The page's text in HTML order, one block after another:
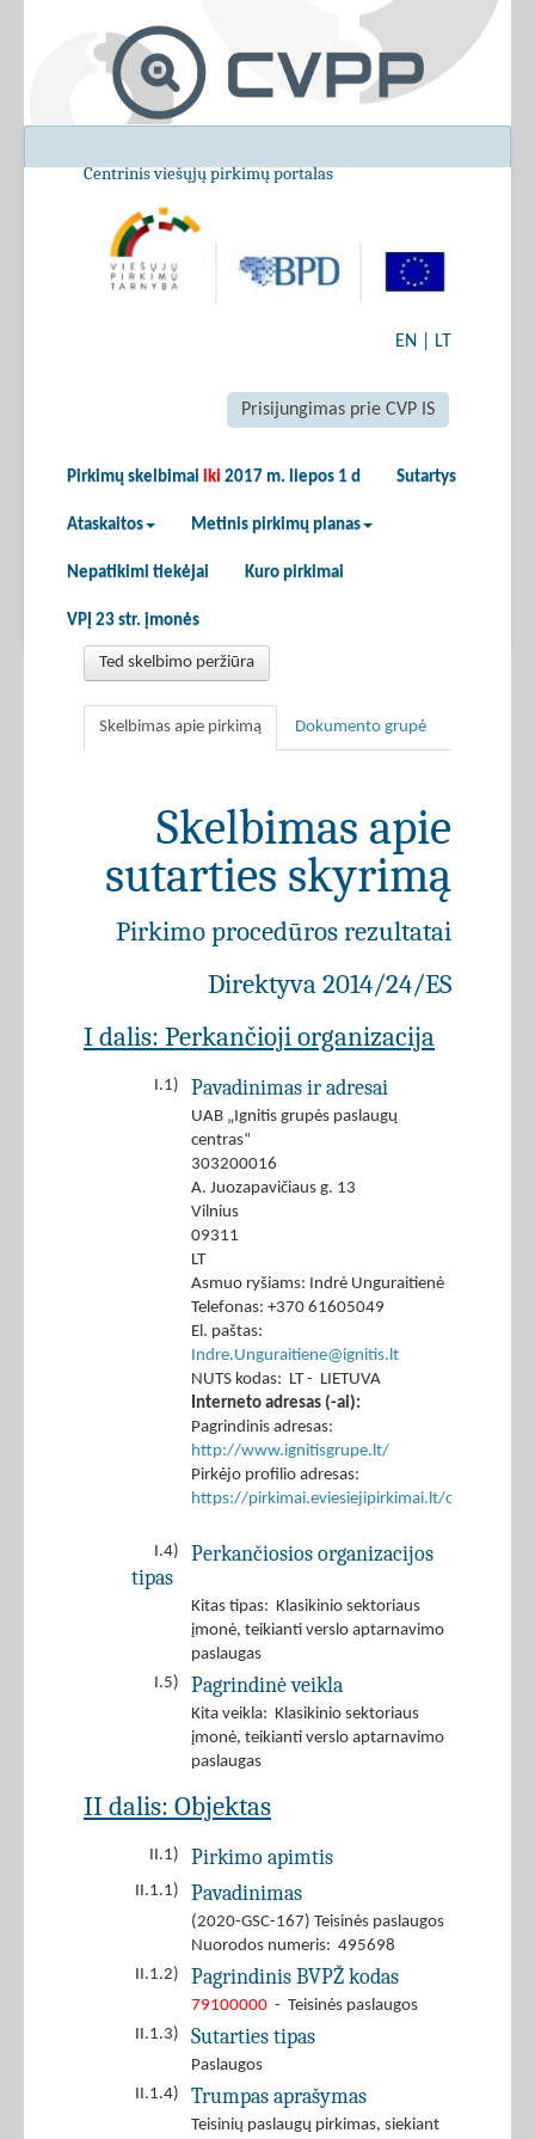
Centrinis viešųjų pirkimų portalas
EN LT
Prisijungimas prie CVP IS
Pirkimų skelbimai iki 2017 m. liepos 1 d Sutartys
Ataskaitos Metinis pirkimų planas
Nepatikimi tiekėjai Kuro pirkimai
VPĮ 23 str. įmonės
Ted skelbimo peržiūra
Skelbimas apie pirkimą Dokumento grupė
Skelbimas apie
sutarties skyrimą
Pirkimo procedūros rezultatai
Direktyva 2014/24/ES
I dalis: Perkančioji organizacija
I.1) Pavadinimas ir adresai
UAB „Ignitis grupės paslaugų
centras“
303200016
A. Juozapavičiaus g. 13
Vilnius
09311
LT
Asmuo ryšiams: Indrė Unguraitienė
Telefonas: +370 61605049
El. paštas:
Indre.Unguraitiene@ignitis.lt
NUTS kodas: LT - LIETUVA
Interneto adresas (-ai):
Pagrindinis adresas:
http://www.ignitisgrupe.lt/
Pirkėjo profilio adresas:
https://pirkimai.eviesiejipirkimai.lt/ctm/
I.4)
Perkančiosios organizacijos
tipas
Kitas tipas: Klasikinio sektoriaus
įmonė, teikianti verslo aptarnavimo
paslaugas
I.5)
Pagrindinė veikla
Kita veikla: Klasikinio sektoriaus
įmonė, teikianti verslo aptarnavimo
paslaugas
II dalis: Objektas
II.1) Pirkimo apimtis
II.1.1) Pavadinimas
(2020-GSC-167) Teisinės paslaugos
Nuorodos numeris: 495698
II.1.2)
Pagrindinis BVPŽ kodas
79100000 - Teisinės paslaugos
II.1.3)
Sutarties tipas
Paslaugos
II.1.4)
Trumpas aprašymas
Teisinių paslaugų pirkimas, siekiant